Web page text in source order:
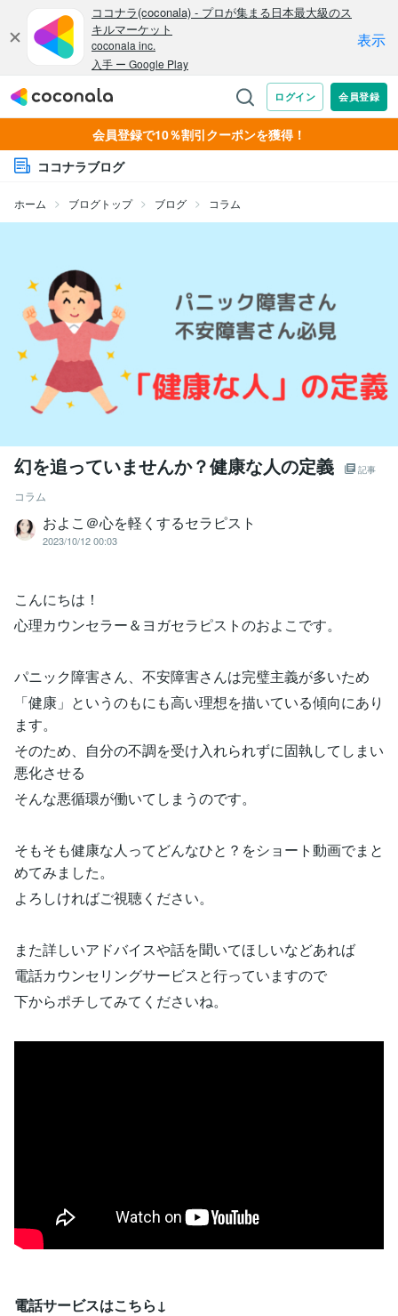
会員登録で10％割引クーポンを獲得！
ココナラブログ
ホーム ブログトップ ブログ コラム
幻を追っていませんか？健康な人の定義 記事
コラム
およこ＠心を軽くするセラピスト
2023/10/12 00:03
こんにちは！
心理カウンセラー＆ヨガセラピストのおよこです。
パニック障害さん、不安障害さんは完璧主義が多いため
「健康」というのもにも高い理想を描いている傾向にあり
ます。
そのため、自分の不調を受け入れられずに固執してしまい
悪化させる
そんな悪循環が働いてしまうのです。
そもそも健康な人ってどんなひと？をショート動画でまと
めてみました。
よろしければご視聴ください。
また詳しいアドバイスや話を聞いてほしいなどあれば
電話カウンセリングサービスと行っていますので
下からポチしてみてくださいね。
電話サービスはこちら↓